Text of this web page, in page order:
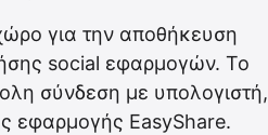
για την αποθήκευση
social εφαρμογών. Το
σύνδεση με υπολογιστή,
εφαρμογής EasyShare.